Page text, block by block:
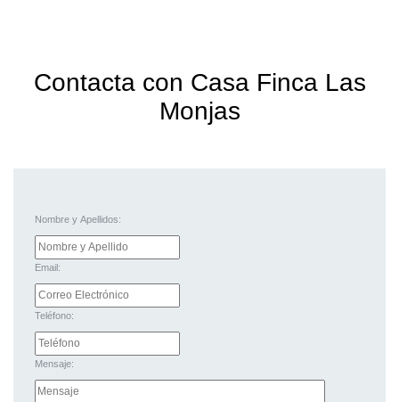
Contacta con Casa Finca Las
Monjas
Nombre y Apellidos:
Email:
Teléfono:
Mensaje: